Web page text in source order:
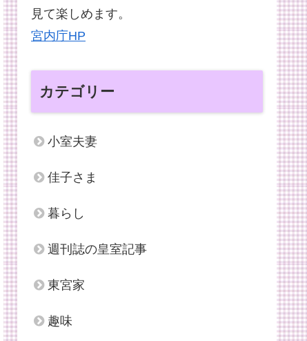
見て楽しめます。
宮内庁HP
カテゴリー
小室夫妻
佳子さま
暮らし
週刊誌の皇室記事
東宮家
趣味